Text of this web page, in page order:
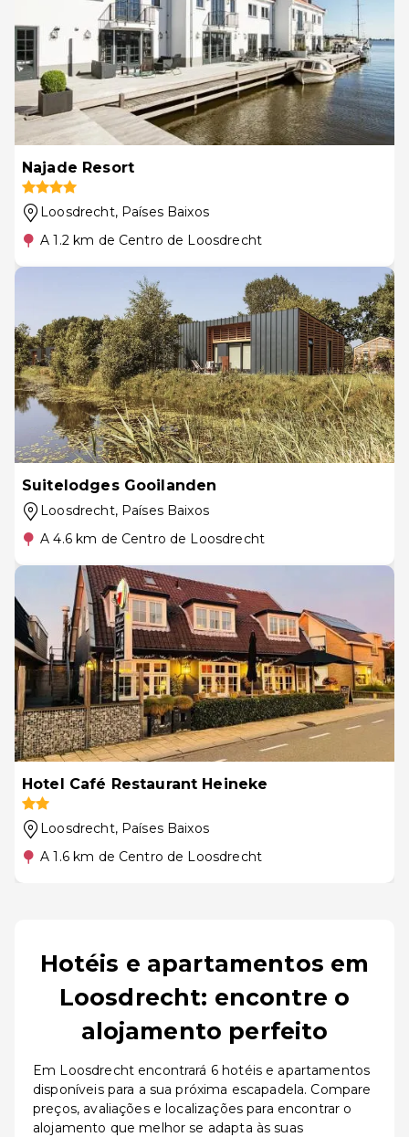
Najade Resort
Loosdrecht, Países Baixos
A 1.2 km de Centro de Loosdrecht
Suitelodges Gooilanden
Loosdrecht, Países Baixos
A 4.6 km de Centro de Loosdrecht
Hotel Café Restaurant Heineke
Loosdrecht, Países Baixos
A 1.6 km de Centro de Loosdrecht
Hotéis e apartamentos em
Loosdrecht: encontre o
alojamento perfeito
Em Loosdrecht encontrará 6 hotéis e apartamentos
disponíveis para a sua próxima escapadela. Compare
preços, avaliações e localizações para encontrar o
alojamento que melhor se adapta às suas